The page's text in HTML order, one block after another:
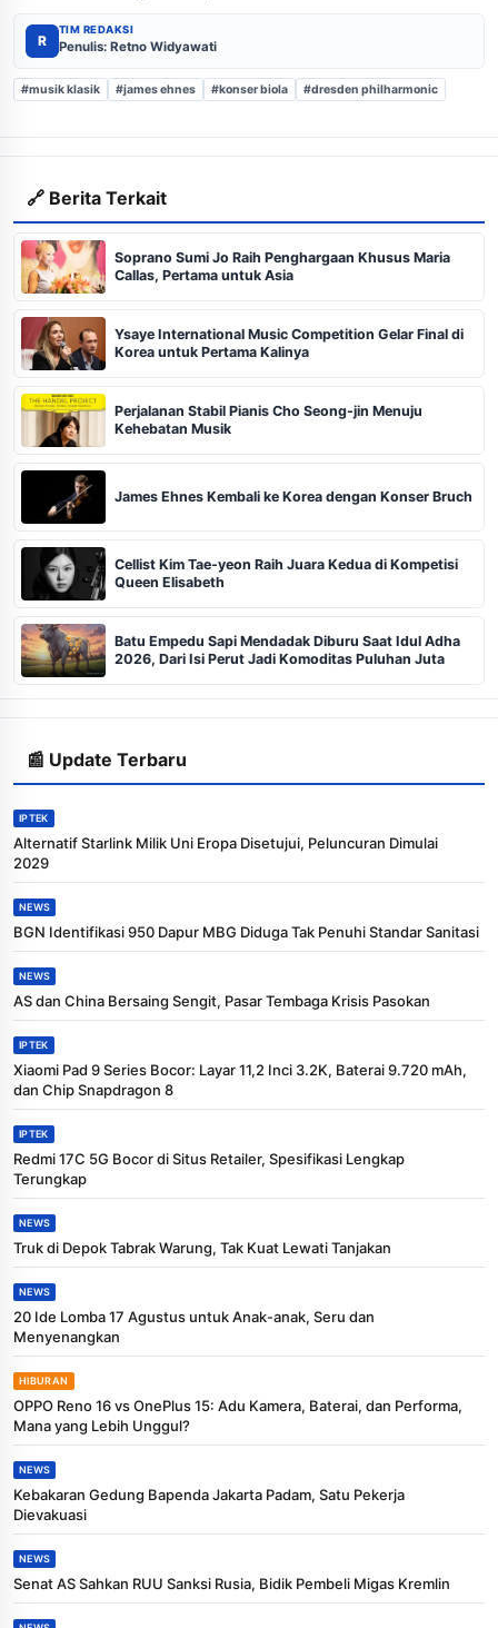
R
TIM REDAKSI
Penulis: Retno Widyawati
#musik klasik #james ehnes #konser biola #dresden philharmonic
🔗 Berita Terkait
Soprano Sumi Jo Raih Penghargaan Khusus Maria
Callas, Pertama untuk Asia
Ysaye International Music Competition Gelar Final di
Korea untuk Pertama Kalinya
Perjalanan Stabil Pianis Cho Seong-jin Menuju
Kehebatan Musik
James Ehnes Kembali ke Korea dengan Konser Bruch
Cellist Kim Tae-yeon Raih Juara Kedua di Kompetisi
Queen Elisabeth
Batu Empedu Sapi Mendadak Diburu Saat Idul Adha
2026, Dari Isi Perut Jadi Komoditas Puluhan Juta
📰 Update Terbaru
IPTEK
Alternatif Starlink Milik Uni Eropa Disetujui, Peluncuran Dimulai
2029
NEWS
BGN Identifikasi 950 Dapur MBG Diduga Tak Penuhi Standar Sanitasi
NEWS
AS dan China Bersaing Sengit, Pasar Tembaga Krisis Pasokan
IPTEK
Xiaomi Pad 9 Series Bocor: Layar 11,2 Inci 3.2K, Baterai 9.720 mAh,
dan Chip Snapdragon 8
IPTEK
Redmi 17C 5G Bocor di Situs Retailer, Spesifikasi Lengkap
Terungkap
NEWS
Truk di Depok Tabrak Warung, Tak Kuat Lewati Tanjakan
NEWS
20 Ide Lomba 17 Agustus untuk Anak-anak, Seru dan
Menyenangkan
HIBURAN
OPPO Reno 16 vs OnePlus 15: Adu Kamera, Baterai, dan Performa,
Mana yang Lebih Unggul?
NEWS
Kebakaran Gedung Bapenda Jakarta Padam, Satu Pekerja
Dievakuasi
NEWS
Senat AS Sahkan RUU Sanksi Rusia, Bidik Pembeli Migas Kremlin